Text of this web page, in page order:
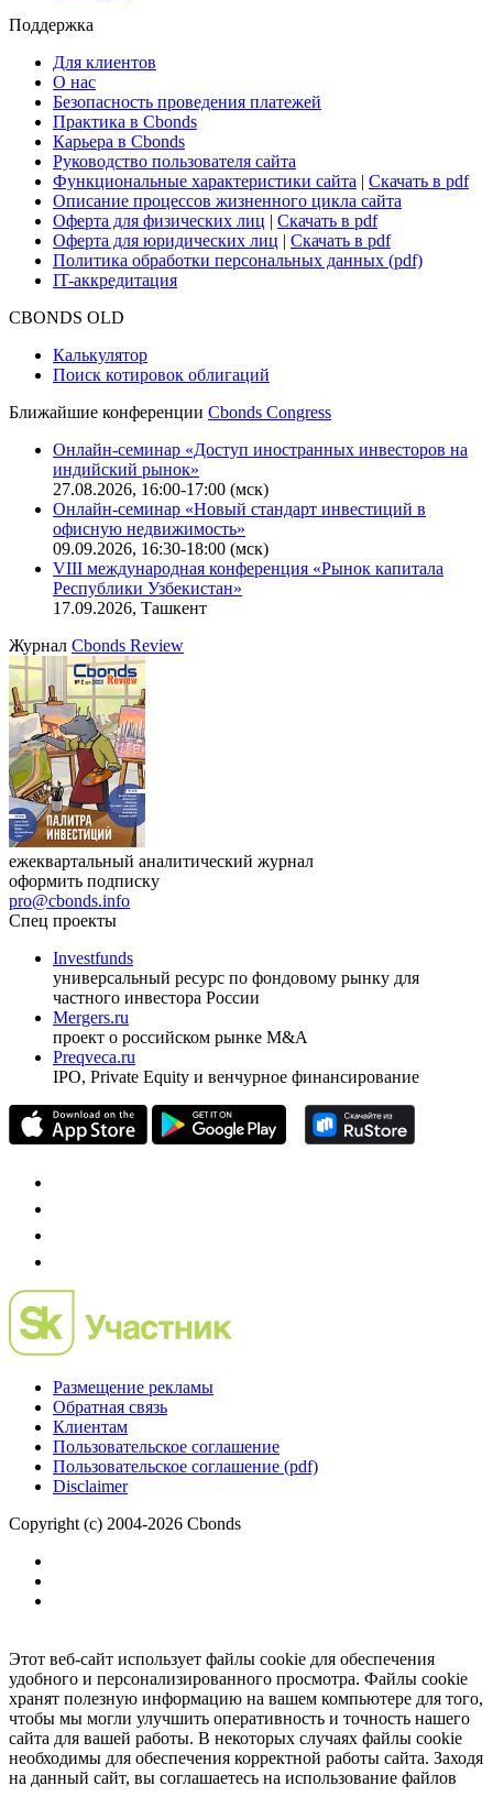
Поддержка
Для клиентов
О нас
Безопасность проведения платежей
Практика в Cbonds
Карьера в Cbonds
Руководство пользователя сайта
Функциональные характеристики сайта | Скачать в pdf
Описание процессов жизненного цикла сайта
Оферта для физических лиц | Скачать в pdf
Оферта для юридических лиц | Скачать в pdf
Политика обработки персональных данных (pdf)
IT-аккредитация
CBONDS OLD
Калькулятор
Поиск котировок облигаций
Ближайшие конференции Cbonds Congress
Онлайн-семинар «Доступ иностранных инвесторов на
индийский рынок»
27.08.2026, 16:00-17:00 (мск)
Онлайн-семинар «Новый стандарт инвестиций в
офисную недвижимость»
09.09.2026, 16:30-18:00 (мск)
VIII международная конференция «Рынок капитала
Республики Узбекистан»
17.09.2026, Ташкент
Журнал Cbonds Review
ежеквартальный аналитический журнал
оформить подписку
pro@cbonds.info
Спец проекты
Investfunds
универсальный ресурс по фондовому рынку для
частного инвестора России
Mergers.ru
проект о российском рынке M&A
Preqveca.ru
IPO, Private Equity и венчурное финансирование
Размещение рекламы
Обратная связь
Клиентам
Пользовательское соглашение
Пользовательское соглашение (pdf)
Disclaimer
Copyright (c) 2004-2026 Cbonds
Этот веб-сайт использует файлы cookie для обеспечения
удобного и персонализированного просмотра. Файлы cookie
хранят полезную информацию на вашем компьютере для того,
чтобы мы могли улучшить оперативность и точность нашего
сайта для вашей работы. В некоторых случаях файлы cookie
необходимы для обеспечения корректной работы сайта. Заходя
на данный сайт, вы соглашаетесь на использование файлов